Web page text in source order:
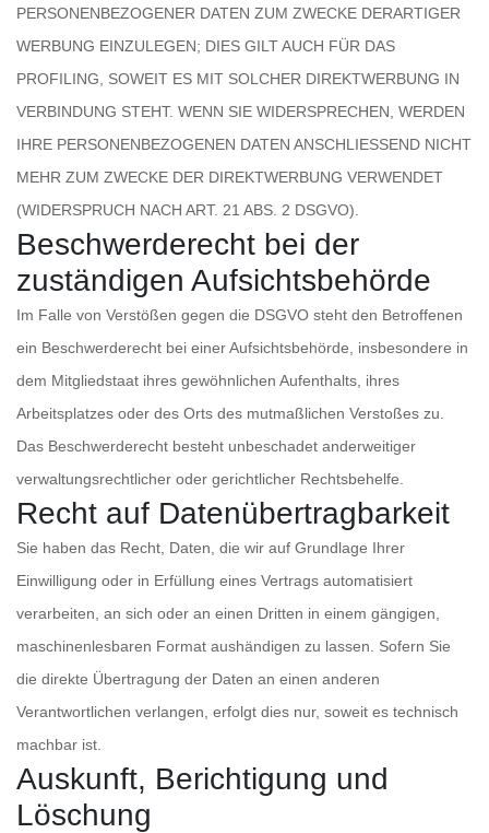
PERSONENBEZOGENER DATEN ZUM ZWECKE DERARTIGER
WERBUNG EINZULEGEN; DIES GILT AUCH FÜR DAS
PROFILING, SOWEIT ES MIT SOLCHER DIREKTWERBUNG IN
VERBINDUNG STEHT. WENN SIE WIDERSPRECHEN, WERDEN
IHRE PERSONENBEZOGENEN DATEN ANSCHLIESSEND NICHT
MEHR ZUM ZWECKE DER DIREKTWERBUNG VERWENDET
(WIDERSPRUCH NACH ART. 21 ABS. 2 DSGVO).
Beschwerde­recht bei der
zuständigen Aufsichts­behörde
Im Falle von Verstößen gegen die DSGVO steht den Betroffenen
ein Beschwerderecht bei einer Aufsichtsbehörde, insbesondere in
dem Mitgliedstaat ihres gewöhnlichen Aufenthalts, ihres
Arbeitsplatzes oder des Orts des mutmaßlichen Verstoßes zu.
Das Beschwerderecht besteht unbeschadet anderweitiger
verwaltungsrechtlicher oder gerichtlicher Rechtsbehelfe.
Recht auf Daten­übertrag­barkeit
Sie haben das Recht, Daten, die wir auf Grundlage Ihrer
Einwilligung oder in Erfüllung eines Vertrags automatisiert
verarbeiten, an sich oder an einen Dritten in einem gängigen,
maschinenlesbaren Format aushändigen zu lassen. Sofern Sie
die direkte Übertragung der Daten an einen anderen
Verantwortlichen verlangen, erfolgt dies nur, soweit es technisch
machbar ist.
Auskunft, Berichtigung und
Löschung